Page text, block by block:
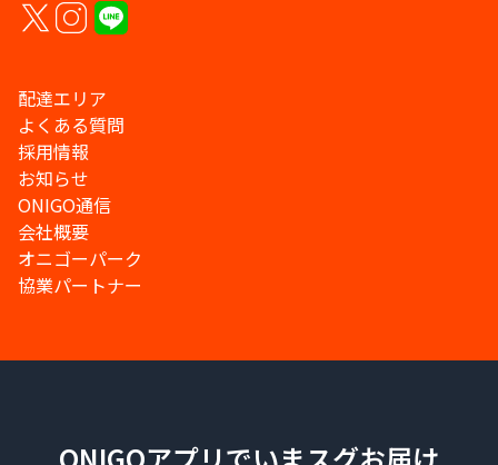
配達エリア
よくある質問
採用情報
お知らせ
ONIGO通信
会社概要
オニゴーパーク
協業パートナー